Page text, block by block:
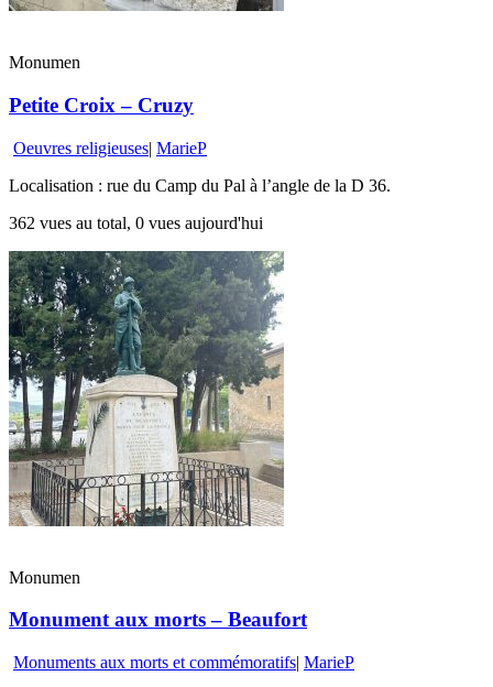
Monumen
Petite Croix – Cruzy
Oeuvres religieuses| MarieP
Localisation : rue du Camp du Pal à l’angle de la D 36.
362 vues au total, 0 vues aujourd'hui
Monumen
Monument aux morts – Beaufort
Monuments aux morts et commémoratifs| MarieP